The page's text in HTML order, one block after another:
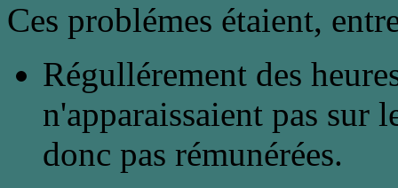
Ces problémes étaient,
Régullérement des
n'apparaissaient pas sur
donc pas rémunérées.